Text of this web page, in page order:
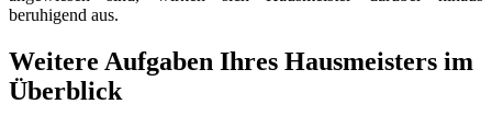
beruhigend aus.
Weitere Aufgaben Ihres Hausmeisters im
Überblick